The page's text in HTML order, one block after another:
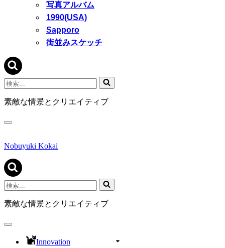
写真アルバム
1990(USA)
Sapporo
街並みスケッチ
検
索...
素敵な情景とクリエイティブ
ナ
ゲ
シ
ョ
ン
メ
ニ
ュ
Nobuyuki Kokai
検
索...
素敵な情景とクリエイティブ
ナ
Innovation